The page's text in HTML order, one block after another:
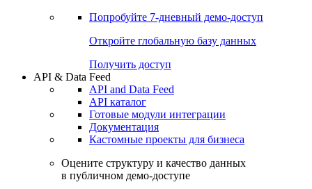
Попробуйте 7-дневный демо-доступ
Откройте глобальную базу данных
Получить доступ
API & Data Feed
API and Data Feed
API каталог
Готовые модули интеграции
Документация
Кастомные проекты для бизнеса
Оцените структуру и качество данных
в публичном демо-доступе